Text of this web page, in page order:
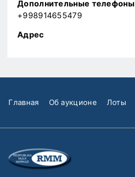
Дополнительные телефоны
+998914655479
Адрес
Главная Об аукционе Лоты